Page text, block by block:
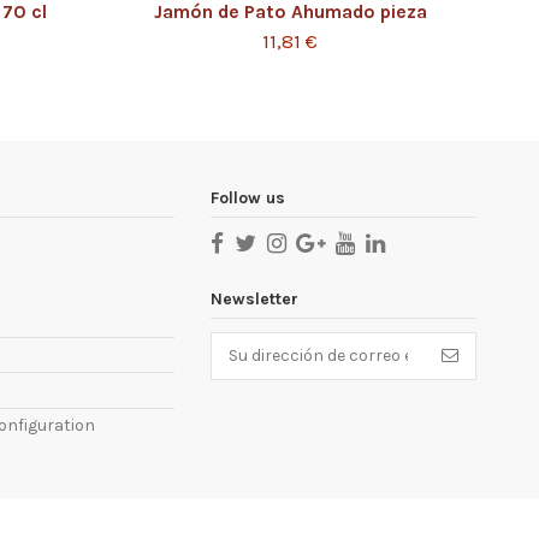
cl Jamón de Pato Ahumado pieza
11,81 €
Follow us
Newsletter